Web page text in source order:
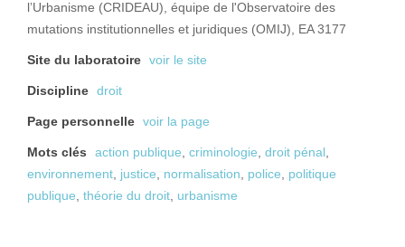
l’Urbanisme (CRIDEAU), équipe de l'Observatoire des
mutations institutionnelles et juridiques (OMIJ), EA 3177
Site du laboratoire voir le site
Discipline droit
Page personnelle voir la page
Mots clés action publique, criminologie, droit pénal ,
environnement, justice, normalisation, police, politique
publique, théorie du droit, urbanisme